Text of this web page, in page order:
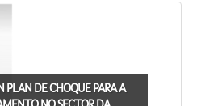
PLAN DE CHOQUE PARA A